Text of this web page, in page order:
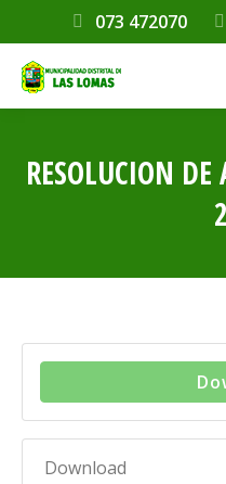
073 472070
RESOLUCION
Download